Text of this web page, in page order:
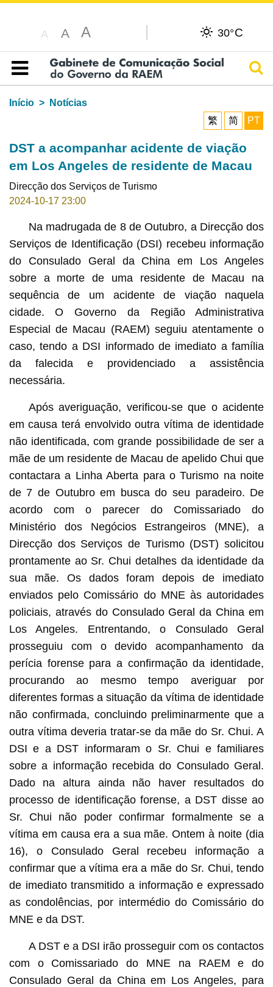
A A A 30°C
Índice
Início
Notícias
繁
简 PT
DST a acompanhar acidente de viação
em Los Angeles de residente de Macau
Direcção dos Serviços de Turismo
2024-10-17 23:00
Na madrugada de 8 de Outubro, a Direcção dos
Serviços de Identificação (DSI) recebeu informação
do Consulado Geral da China em Los Angeles
sobre a morte de uma residente de Macau na
sequência de um acidente de viação naquela
cidade. O Governo da Região Administrativa
Especial de Macau (RAEM) seguiu atentamente o
caso, tendo a DSI informado de imediato a família
da falecida e providenciado a assistência
necessária.
Após averiguação, verificou-se que o acidente
em causa terá envolvido outra vítima de identidade
não identificada, com grande possibilidade de ser a
mãe de um residente de Macau de apelido Chui que
contactara a Linha Aberta para o Turismo na noite
de 7 de Outubro em busca do seu paradeiro. De
acordo com o parecer do Comissariado do
Ministério dos Negócios Estrangeiros (MNE), a
Direcção dos Serviços de Turismo (DST) solicitou
prontamente ao Sr. Chui detalhes da identidade da
sua mãe. Os dados foram depois de imediato
enviados pelo Comissário do MNE às autoridades
policiais, através do Consulado Geral da China em
Los Angeles. Entrentando, o Consulado Geral
prosseguiu com o devido acompanhamento da
perícia forense para a confirmação da identidade,
procurando ao mesmo tempo averiguar por
diferentes formas a situação da vítima de identidade
não confirmada, concluindo preliminarmente que a
outra vítima deveria tratar-se da mãe do Sr. Chui. A
DSI e a DST informaram o Sr. Chui e familiares
sobre a informação recebida do Consulado Geral.
Dado na altura ainda não haver resultados do
processo de identificação forense, a DST disse ao
Sr. Chui não poder confirmar formalmente se a
vítima em causa era a sua mãe. Ontem à noite (dia
16), o Consulado Geral recebeu informação a
confirmar que a vítima era a mãe do Sr. Chui, tendo
de imediato transmitido a informação e expressado
as condolências, por intermédio do Comissário do
MNE e da DST.
A DST e a DSI irão prosseguir com os contactos
com o Comissariado do MNE na RAEM e do
Consulado Geral da China em Los Angeles, para